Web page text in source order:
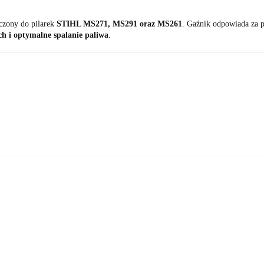
do pilarek STIHL MS271, MS291 oraz MS261
. Gaźnik odpowiada
i optymalne spalanie paliwa